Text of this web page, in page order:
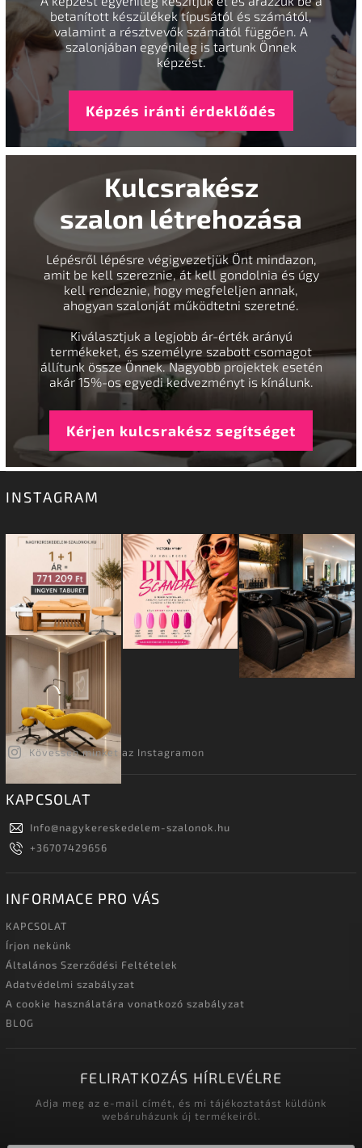
betanított készülékek típusától és számától,
valamint a résztvevők számától függően. A
szalonjában egyénileg is tartunk Önnek
képzést.
Képzés iránti érdeklődés
Kulcsrakész
szalon létrehozása
Lépésről lépésre végigvezetjük Önt mindazon,
amit be kell szereznie, át kell gondolnia és úgy
kell rendeznie, hogy megfeleljen annak,
ahogyan szalonját működtetni szeretné.
Kiválasztjuk a legjobb ár-érték arányú
termékeket, és személyre szabott csomagot
állítunk össze Önnek. Nagyobb projektek esetén
akár 15%-os egyedi kedvezményt is kínálunk.
Kérjen kulcsrakész segítséget
INSTAGRAM
Kövessen minket az Instagramon
KAPCSOLAT
Info@nagykereskedelem-szalonok.hu
+36707429656
INFORMACE PRO VÁS
KAPCSOLAT
Írjon nekünk
Általános Szerződési Feltételek
Adatvédelmi szabályzat
A cookie használatára vonatkozó szabályzat
BLOG
FELIRATKOZÁS HÍRLEVÉLRE
Adja meg az e-mail címét, és mi tájékoztatást küldünk
webáruházunk új termékeiről.